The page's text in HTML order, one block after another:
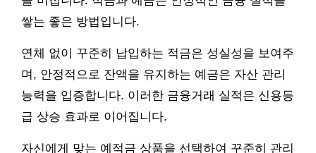
쌓는 좋은 방법입니다.
연체 없이 꾸준히 납입하는 적금은 성실성을 보여주
며, 안정적으로 잔액을 유지하는 예금은 자산 관리
능력을 입증합니다. 이러한 금융거래 실적은 신용등
급 상승 효과로 이어집니다.
자신에게 맞는 예적금 상품을 선택하여 꾸준히 관리